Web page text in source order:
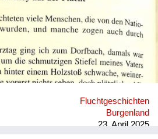
Heimkehrer
Fluchtgeschichten
Familiengeschichten
Schule und Ausbildung
Wiederaufbau und
Fluchtgeschichten
Burgenland
23. April 2025